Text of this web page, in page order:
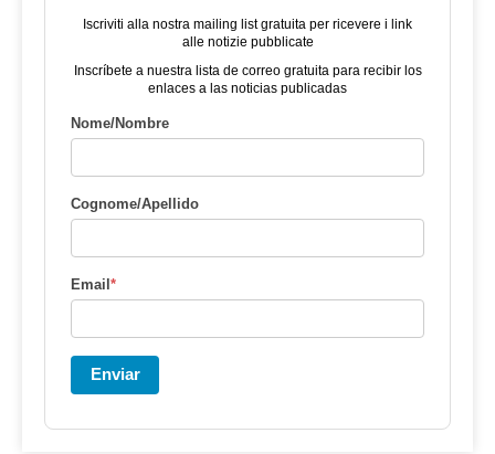
Iscriviti alla nostra mailing list gratuita per ricevere i link
alle notizie pubblicate
Inscríbete a nuestra lista de correo gratuita para recibir los
enlaces a las noticias publicadas
Nome/Nombre
Cognome/Apellido
Email*
Enviar